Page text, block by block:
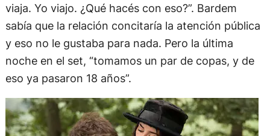
viaja. Yo viajo. ¿Qué hacés con eso?”. Bardem
sabía que la relación concitaría la atención pública
y eso no le gustaba para nada. Pero la última
noche en el set, “tomamos un par de copas, y de
eso ya pasaron 18 años”.